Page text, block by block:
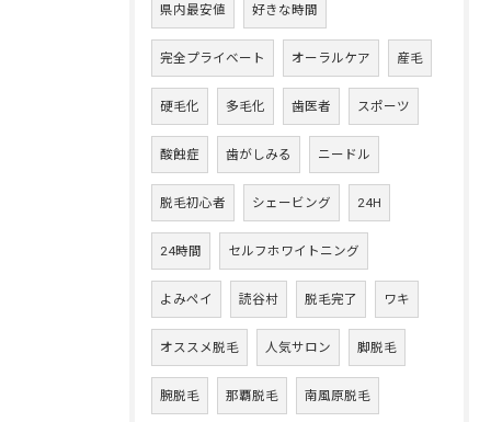
県内最安値 好きな時間
完全プライベート オーラルケア 産毛
硬毛化 多毛化 歯医者 スポーツ
酸蝕症 歯がしみる ニードル
脱毛初心者 シェービング 24H
24時間 セルフホワイトニング
よみペイ 読谷村 脱毛完了 ワキ
オススメ脱毛 人気サロン 脚脱毛
腕脱毛 那覇脱毛 南風原脱毛